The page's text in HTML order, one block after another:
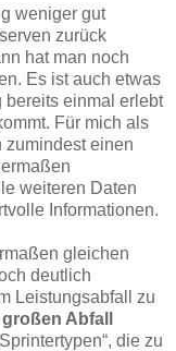
weniger gut
zurück
hat man noch
Es ist auch etwas
bereits einmal erlebt
Für mich als
zumindest einen
weiteren Daten
Informationen.
gleichen
deutlich
Leistungsabfall zu
großen Abfall
die zu